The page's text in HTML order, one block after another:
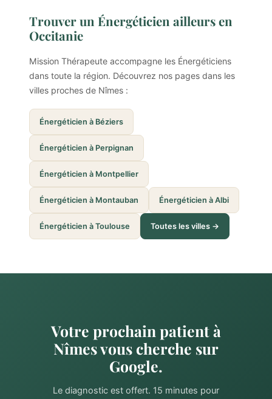
Trouver un Énergéticien ailleurs en
Occitanie
Mission Thérapeute accompagne les Énergéticiens
dans toute la région. Découvrez nos pages dans les
villes proches de Nîmes :
Énergéticien à Béziers
Énergéticien à Perpignan
Énergéticien à Montpellier
Énergéticien à Montauban Énergéticien à Albi
Énergéticien à Toulouse Toutes les villes →
Votre prochain patient à
Nîmes vous cherche sur
Google.
Le diagnostic est offert. 15 minutes pour